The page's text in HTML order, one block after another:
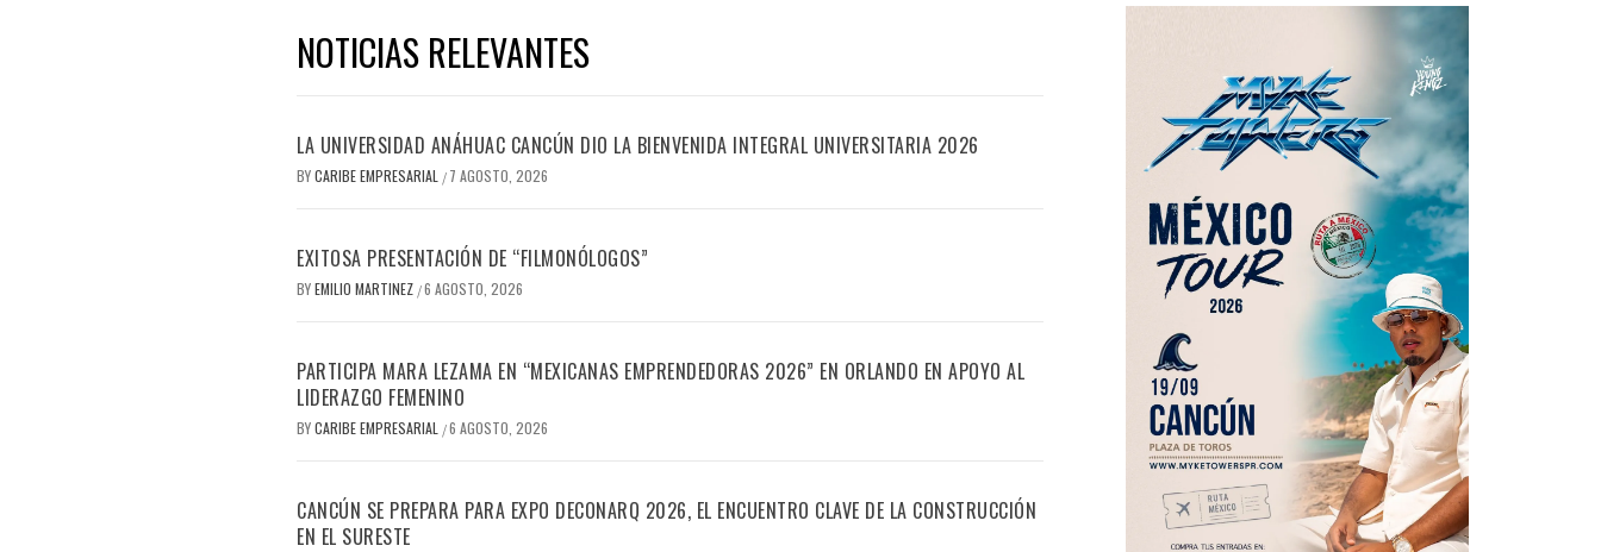
NOTICIAS RELEVANTES
LA UNIVERSIDAD ANÁHUAC CANCÚN DIO LA BIENVENIDA INTEGRAL UNIVERSITARIA 2026
BYCARIBE EMPRESARIAL / 7 AGOSTO, 2026
EXITOSA PRESENTACIÓN DE “FILMONÓLOGOS”
BYEMILIO MARTINEZ /6 AGOSTO, 2026
PARTICIPA MARA LEZAMA EN “MEXICANAS EMPRENDEDORAS 2026” EN ORLANDO EN APOYO AL
LIDERAZGO FEMENINO
BYCARIBE EMPRESARIAL /6 AGOSTO, 2026
CANCÚN SE PREPARA PARA EXPO DECONARQ 2026, EL ENCUENTRO CLAVE DE LA CONSTRUCCIÓN
EN EL SURESTE